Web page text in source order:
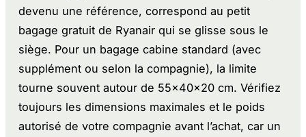
devenu une référence, correspond au petit
bagage gratuit de Ryanair qui se glisse sous le
siège. Pour un bagage cabine standard (avec
supplément ou selon la compagnie), la limite
tourne souvent autour de 55x40x20 cm. Vérifiez
toujours les dimensions maximales et le poids
autorisé de votre compagnie avant l’achat, car un